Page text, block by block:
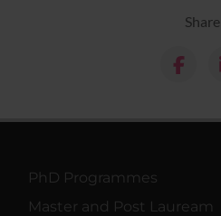
Share
PhD Programmes
Master and Post Lauream